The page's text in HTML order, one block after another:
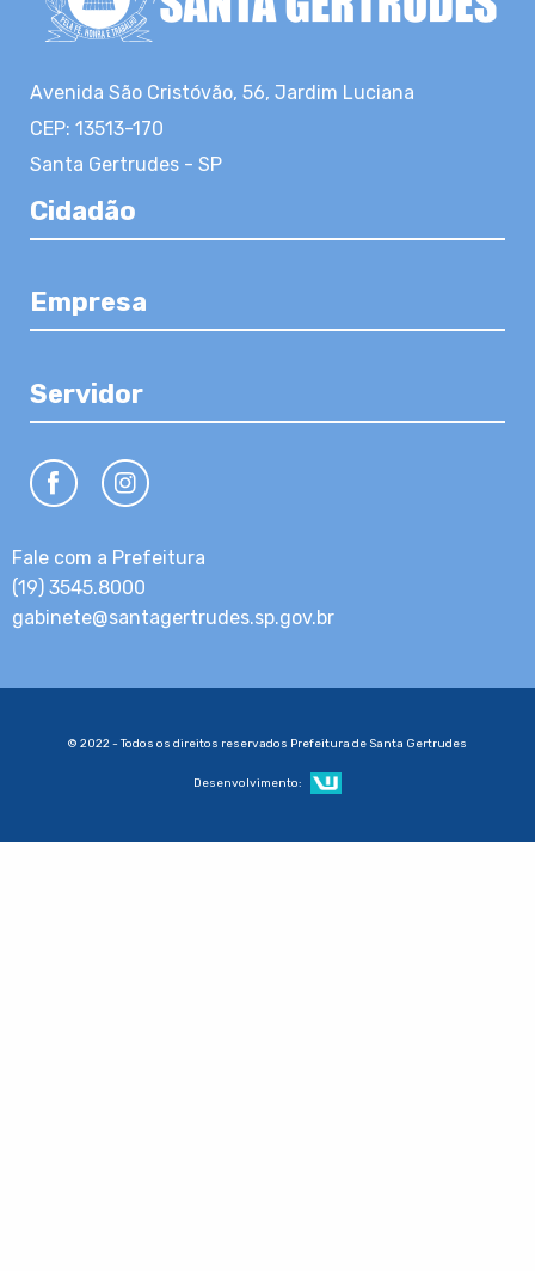
Avenida São Cristóvão, 56, Jardim Luciana
CEP: 13513-170
Santa Gertrudes - SP
Cidadão
Empresa
Servidor
Fale com a Prefeitura
(19) 3545.8000
gabinete@santagertrudes.sp.gov.br
© 2022 - Todos os direitos reservados Prefeitura de Santa Gertrudes
Desenvolvimento: